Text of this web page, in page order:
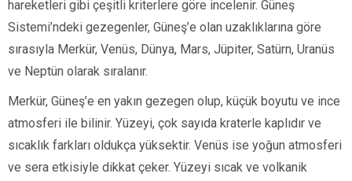
hareketleri gibi çeşitli kriterlere göre incelenir. Güneş
Sistemi’ndeki gezegenler, Güneş’e olan uzaklıklarına göre
sırasıyla Merkür, Venüs, Dünya, Mars, Jüpiter, Satürn, Uranüs
ve Neptün olarak sıralanır.
Merkür, Güneş’e en yakın gezegen olup, küçük boyutu ve ince
atmosferi ile bilinir. Yüzeyi, çok sayıda kraterle kaplıdır ve
sıcaklık farkları oldukça yüksektir. Venüs ise yoğun atmosferi
ve sera etkisiyle dikkat çeker. Yüzeyi sıcak ve volkanik